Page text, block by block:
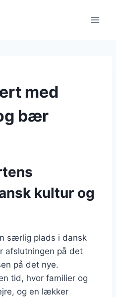
med
bær
kultur og
særlig plads i dansk
afslutningen på det
på det nye.
tid, hvor familier og
og en lækker